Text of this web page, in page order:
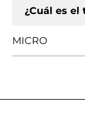
¿Cuál es el
MICRO